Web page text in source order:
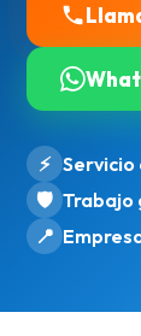
⚡ Servicio
🛡️ Trabajo
📍